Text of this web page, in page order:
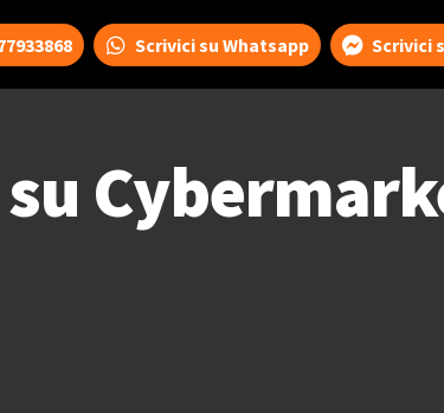
Scrivici su Whatsapp Scrivici
su